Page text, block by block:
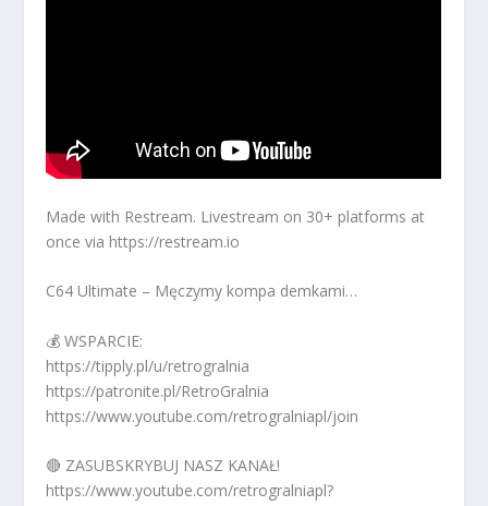
Made with Restream. Livestream on 30+ platforms at
once via https://restream.io
C64 Ultimate – Męczymy kompa demkami…
💰 WSPARCIE:
https://tipply.pl/u/retrogralnia
https://patronite.pl/RetroGralnia
https://www.youtube.com/retrogralniapl/join
🔴 ZASUBSKRYBUJ NASZ KANAŁ!
https://www.youtube.com/retrogralniapl?